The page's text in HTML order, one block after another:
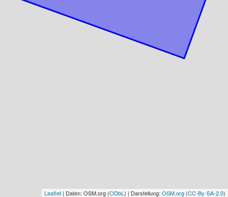
Leaflet | Daten: OSM.org (ODbL ) | Darstellung: OSM.org (CC-By-SA-2.0)